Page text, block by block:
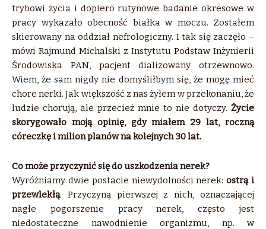
trybowi życia i dopiero rutynowe badanie okresowe w
pracy wykazało obecność białka w moczu. Zostałem
skierowany na oddział nefrologiczny. I tak się zaczęło –
mówi Rajmund Michalski z Instytutu Podstaw Inżynierii
Środowiska PAN, pacjent dializowany otrzewnowo.
Wiem, że sam nigdy nie domyśliłbym się, że mogę mieć
chore nerki. Jak większość z nas żyłem w przekonaniu, że
ludzie chorują, ale przecież mnie to nie dotyczy. Życie
skorygowało moją opinię, gdy miałem 29 lat, roczną
córeczkę i milion planów na kolejnych 30 lat.
Co może przyczynić się do uszkodzenia nerek?
Wyróżniamy dwie postacie niewydolności nerek:ostrą i
przewlekłą. Przyczyną pierwszej z nich, oznaczającej
nagłe pogorszenie pracy nerek, często jest
niedostateczne nawodnienie organizmu, np. w